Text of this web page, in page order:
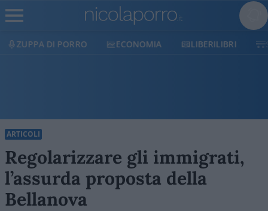
ECONOMIA LIBERILIBRI SHOP SOSTIENICI
ARTICOLI
Regolarizzare gli immigrati,
l’assurda proposta della
Bellanova